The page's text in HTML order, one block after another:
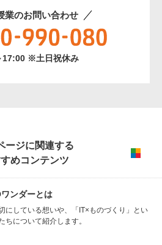
業のお問い合わせ
17:00 ※土日祝休み
ージに関連する
めコンテンツ
ンダーとは
にしている想いや、「IT×ものづくり」とい
ちについて紹介します。